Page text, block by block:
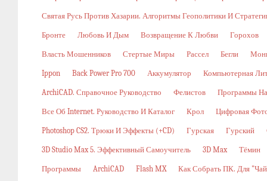
Святая Русь Против Хазарии. Алгоритмы Геополитики И
Бронте Любовь И Дым Возвращение К Любви Горохов
Власть Мошенников Стертые Миры Рассел Бегли
Ippon Back Power Pro 700 Аккумулятор Компьютерная
ArchiCAD. Справочное Руководство Фелистов Программы
Все Об Internet. Руководство И Каталог Крол Цифровая
Photoshop CS2. Трюки И Эффекты (+CD) Гурская Гурский
3D Studio Max 5. Эффективный Самоучитель 3D Max Тёмин
Программы ArchiCAD Flash MX Как Собрать ПК. Для